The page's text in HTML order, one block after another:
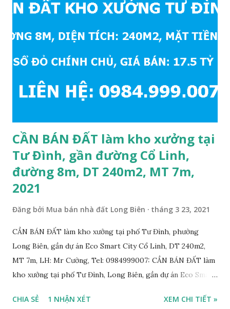
Khối khoảng 300m. Cách vòng xuyến cuối đường Cổ Linh và
sẽ rất đẹp, lý tưởng để ở, văn phòng, hoặc xây căn hộ cho
10m và vỉa hè rộng 3m, hướng Đông Nam; * Pháp lý: sổ đỏ
chính chủ; * Giá bán: 6.15 tỷ, có thương lượng với khách
thiện chí mua; Liên hệ: Mr Cường, Tel: 0984999007...
CẦN BÁN ĐẤT làm kho xưởng tại
Tư Đình, gần đường Cổ Linh,
đường 8m, DT 240m2, MT 7m,
2021
Đăng bởi Mua bán nhà đất Long Biên tháng 3 23, 2021
CẦN BÁN ĐẤT làm kho xưởng tại phố Tư Đình, phường
Long Biên, gần dự án Eco Smart City Cổ Linh, DT 240m2,
MT 7m, LH: Mr Cường, Tel: 0984999007: CẦN BÁN ĐẤT làm
kho xưởng tại phố Tư Đình, Long Biên, gần dự án Eco Smart
nằm trên mặt ngõ thông, đường rộng 8m, 2 ô tô tránh nhau;
CHIA SẺ 1 NHẬN XÉT XEM CHI TIẾT »